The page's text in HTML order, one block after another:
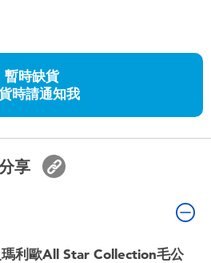
暫時缺貨
時請通知我
享
利歐All Star Collection毛公